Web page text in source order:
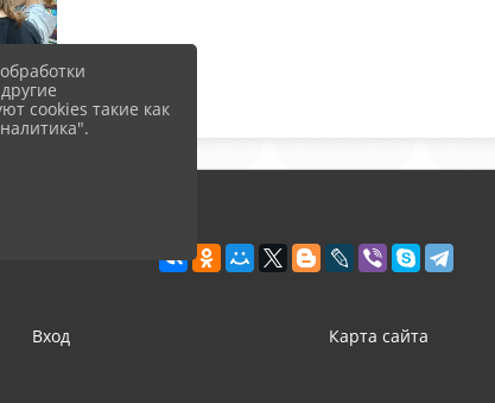
Вход Карта сайта
cookies такие как